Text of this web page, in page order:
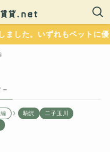
しい設備が整っていま
–
駒沢
二子玉川